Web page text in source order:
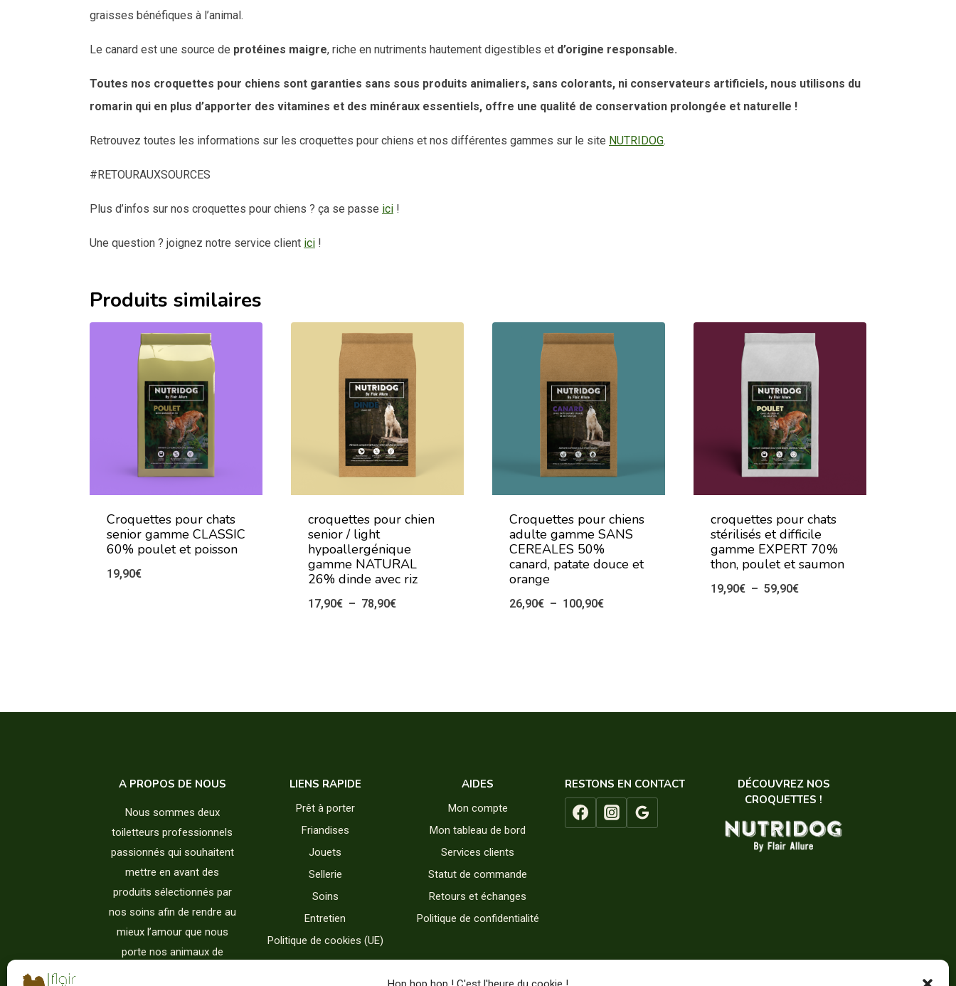
graisses bénéfiques à l’animal.
Le canard est une source de protéines maigre, riche en nutriments hautement digestibles et d’origine responsable.
Toutes nos croquettes pour chiens sont garanties sans sous produits animaliers, sans colorants, ni conservateurs artificiels, nous utilisons du
romarin qui en plus d’apporter des vitamines et des minéraux essentiels, offre une qualité de conservation prolongée et naturelle !
Retrouvez toutes les informations sur les croquettes pour chiens et nos différentes gammes sur le site NUTRIDOG.
#RETOURAUXSOURCES
Plus d’infos sur nos croquettes pour chiens ? ça se passe ici !
Une question ? joignez notre service client ici !
Produits similaires
Croquettes pour chats
senior gamme CLASSIC
60% poulet et poisson
19,90€
croquettes pour chien
senior / light
hypoallergénique
gamme NATURAL
26% dinde avec riz
17,90€ – 78,90€Plage
78,90€
Croquettes pour chiens
adulte gamme SANS
CEREALES 50%
canard, patate douce et
orange
26,90€ – 100,90€Plage
100,90€
croquettes pour chats
stérilisés et difficile
gamme EXPERT 70%
thon, poulet et saumon
19,90€ – 59,90€Plage
A PROPOS DE NOUS
Nous sommes deux
toiletteurs professionnels
passionnés qui souhaitent
mettre en avant des
produits sélectionnés par
nos soins afin de rendre au
mieux l’amour que nous
porte nos animaux de
LIENS RAPIDE
Prêt à porter
Friandises
Jouets
Sellerie
Soins
Entretien
Politique de cookies (UE)
AIDES
Mon compte
Mon tableau de bord
Services clients
Statut de commande
Retours et échanges
Politique de confidentialité
RESTONS EN CONTACT
DÉCOUVREZ NOS
CROQUETTES !